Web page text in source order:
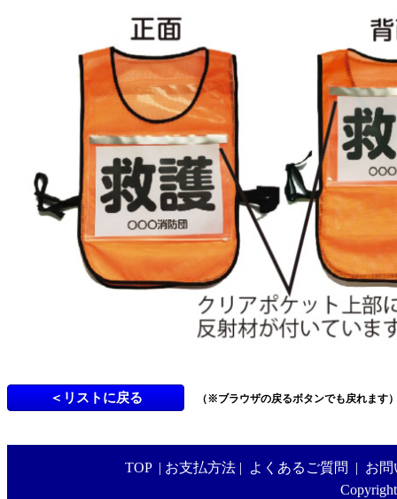
（※ブラウザの戻るボタンでも戻れます
TOP | お支払方法 | よくあるご質問 | お